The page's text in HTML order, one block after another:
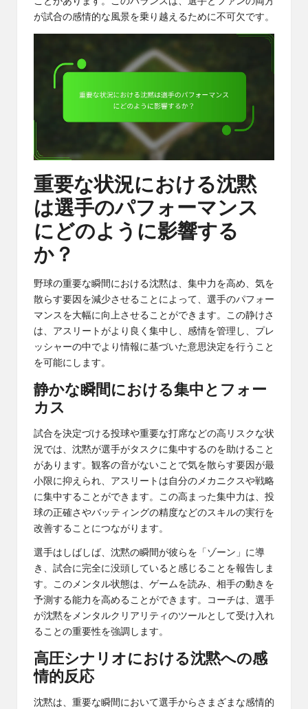
ことがあります。このバランスは、選手とファンの両方
が試合の感情的な風景を乗り越えるために不可欠です。
重要な状況における沈黙
は選手のパフォーマンス
にどのように影響する
か？
野球の重要な瞬間における沈黙は、集中力を高め、気を
散らす要因を減少させることによって、選手のパフォー
マンスを大幅に向上させることができます。この静けさ
は、アスリートがより良く集中し、感情を管理し、プレ
ッシャーの中でより情報に基づいた意思決定を行うこと
を可能にします。
静かな瞬間における集中とフォー
カス
試合を決定づける投球や重要な打席などの高リスクな状
況では、沈黙が選手がタスクに集中するのを助けること
があります。観客の音がないことで気を散らす要因が最
小限に抑えられ、アスリートは自分のメカニクスや戦略
に集中することができます。この高まった集中力は、投
球の正確さやバッティングの精度などのスキルの実行を
改善することにつながります。
選手はしばしば、沈黙の瞬間が彼らを「ゾーン」に導
き、試合に完全に没頭していると感じることを報告しま
す。このメンタル状態は、ゲームを読み、相手の動きを
予測する能力を高めることができます。コーチは、選手
が沈黙をメンタルクリアリティのツールとして受け入れ
ることの重要性を強調します。
高圧シナリオにおける沈黙への感
情的反応
沈黙は、重要な瞬間において選手からさまざまな感情的